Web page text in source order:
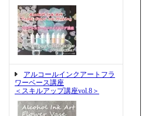
アルコールインクアートフラ
ワーベース講座
＜スキルアップ講座vol.8＞